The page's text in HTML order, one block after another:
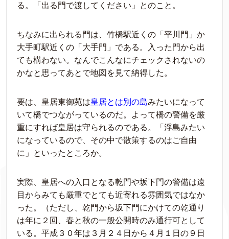
る。「出る門で渡してください」とのこと。
ちなみに出られる門は、竹橋駅近くの「平川門」か
大手町駅近くの「大手門」である。入った門から出
ても構わない。なんでこんなにチェックされないの
かなと思ってあとで地図を見て納得した。
要は、皇居東御苑は皇居とは別の島みたいになって
いて橋でつながっているのだ。よって橋の警備を厳
重にすれば皇居は守られるのである。「浮島みたい
になっているので、その中で散策するのはご自由
に」といったところか。
実際、皇居への入口となる乾門や坂下門の警備は遠
目からみても厳重でとても近寄れる雰囲気ではなか
った。（ただし、乾門から坂下門にかけての乾通り
は年に２回、春と秋の一般公開時のみ通行可として
いる。平成３０年は３月２４日から４月１日の９日